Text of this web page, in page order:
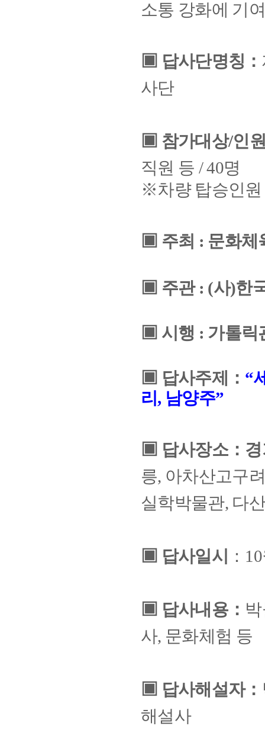
소통 강화에 기
▣ 답사단명칭 ：
사단
▣ 참가대상/인
직원 등 / 40명
※차량 탑승인
▣ 주최 : 문화체
▣ 주관 : (사)한
▣ 시행 : 가톨릭
▣ 답사주제 ： “
리 , 남양주”
▣ 답사장소 ：
릉, 아차산고구
실학박물관, 다
▣ 답사일시 ： 10
▣ 답사내용 ：
사, 문화체험 등
▣ 답사해설자：
해설사